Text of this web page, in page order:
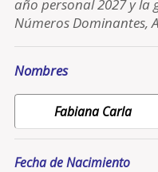
año personal 2027 y la
Números Dominantes,
Nombres
Fecha de Nacimiento